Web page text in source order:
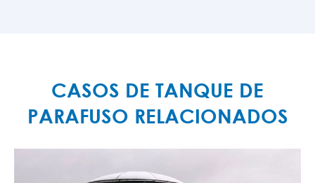
CASOS DE TANQUE DE
PARAFUSO RELACIONADOS